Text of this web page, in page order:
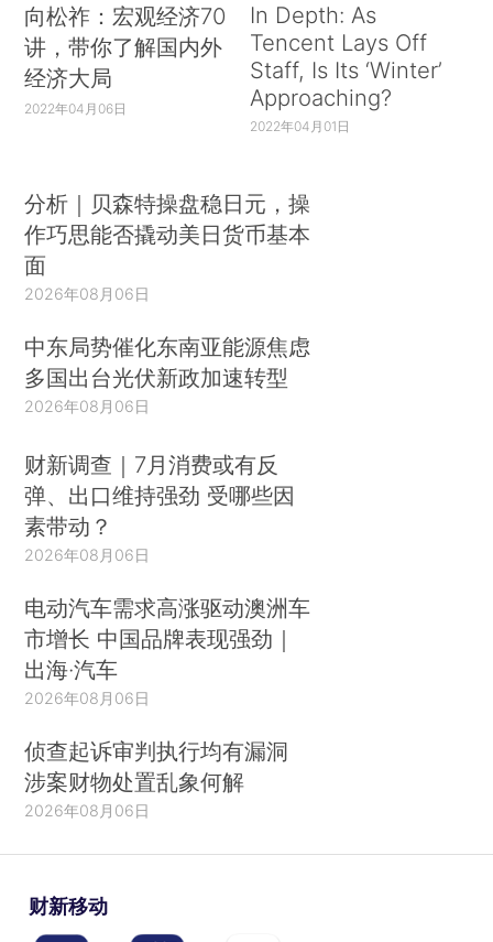
向松祚：宏观经济70
讲，带你了解国内外
经济大局
2022年04月06日
In Depth: As
Tencent Lays Off
Staff, Is Its ‘Winter’
Approaching?
2022年04月01日
分析｜贝森特操盘稳日元，操
作巧思能否撬动美日货币基本
面
2026年08月06日
中东局势催化东南亚能源焦虑
多国出台光伏新政加速转型
2026年08月06日
财新调查｜7月消费或有反
弹、出口维持强劲 受哪些因
素带动？
2026年08月06日
电动汽车需求高涨驱动澳洲车
市增长 中国品牌表现强劲｜
出海·汽车
2026年08月06日
侦查起诉审判执行均有漏洞
涉案财物处置乱象何解
2026年08月06日
财新移动